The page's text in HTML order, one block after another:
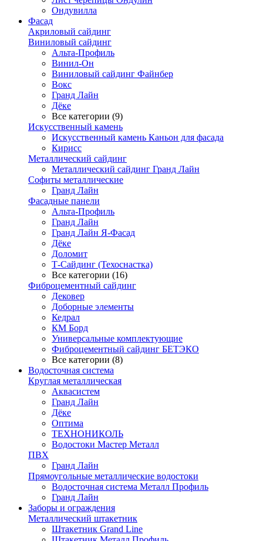
Ондувилла
Фасад
Акриловый сайдинг
Виниловый сайдинг
Альта-Профиль
Винил-Он
Виниловый сайдинг Файнбер
Вокс
Гранд Лайн
Дёке
Все категории (9)
Искусственный камень
Искусственный камень Каньон для фасада
Кирисс
Металлический сайдинг
Металлический сайдинг Гранд Лайн
Софиты металлические
Гранд Лайн
Фасадные панели
Альта-Профиль
Гранд Лайн
Гранд Лайн Я-Фасад
Дёке
Доломит
Т-Сайдинг (Техоснастка)
Все категории (16)
Фиброцементный сайдинг
Дековер
Доборные элементы
Кедрал
КМ Борд
Универсальные комплектующие
Фиброцементный сайдинг БЕТЭКО
Все категории (8)
Водосточная система
Круглая металлическая
Аквасистем
Гранд Лайн
Дёке
Оптима
ТЕХНОНИКОЛЬ
Водостоки Мастер Металл
ПВХ
Гранд Лайн
Прямоугольные металлические водостоки
Водосточная система Металл Профиль
Гранд Лайн
Заборы и ограждения
Металлический штакетник
Штакетник Grand Line